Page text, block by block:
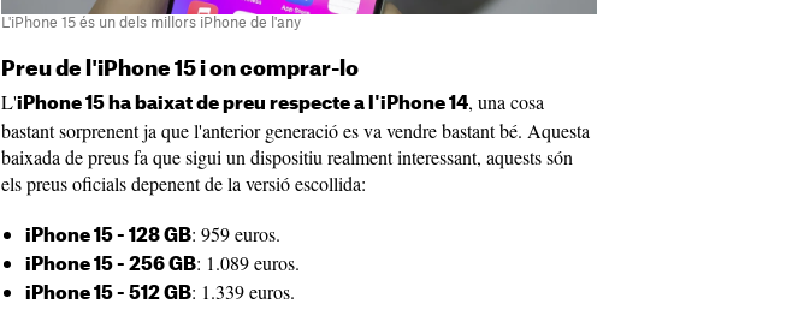
L'iPhone 15 és un dels millors iPhone de l'any
Preu de l'iPhone 15 i on comprar-lo
L'iPhone 15 ha baixat de preu respecte a l'iPhone 14, una cosa
bastant sorprenent ja que l'anterior generació es va vendre bastant bé. Aquesta
baixada de preus fa que sigui un dispositiu realment interessant, aquests són
els preus oficials depenent de la versió escollida:
iPhone 15 - 128 GB: 959 euros.
iPhone 15 - 256 GB: 1.089 euros.
iPhone 15 - 512 GB: 1.339 euros.